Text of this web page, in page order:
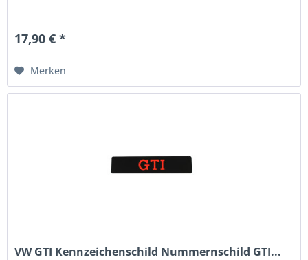
17,90 € *
Merken
VW GTI Kennzeichenschild Nummernschild GTI...